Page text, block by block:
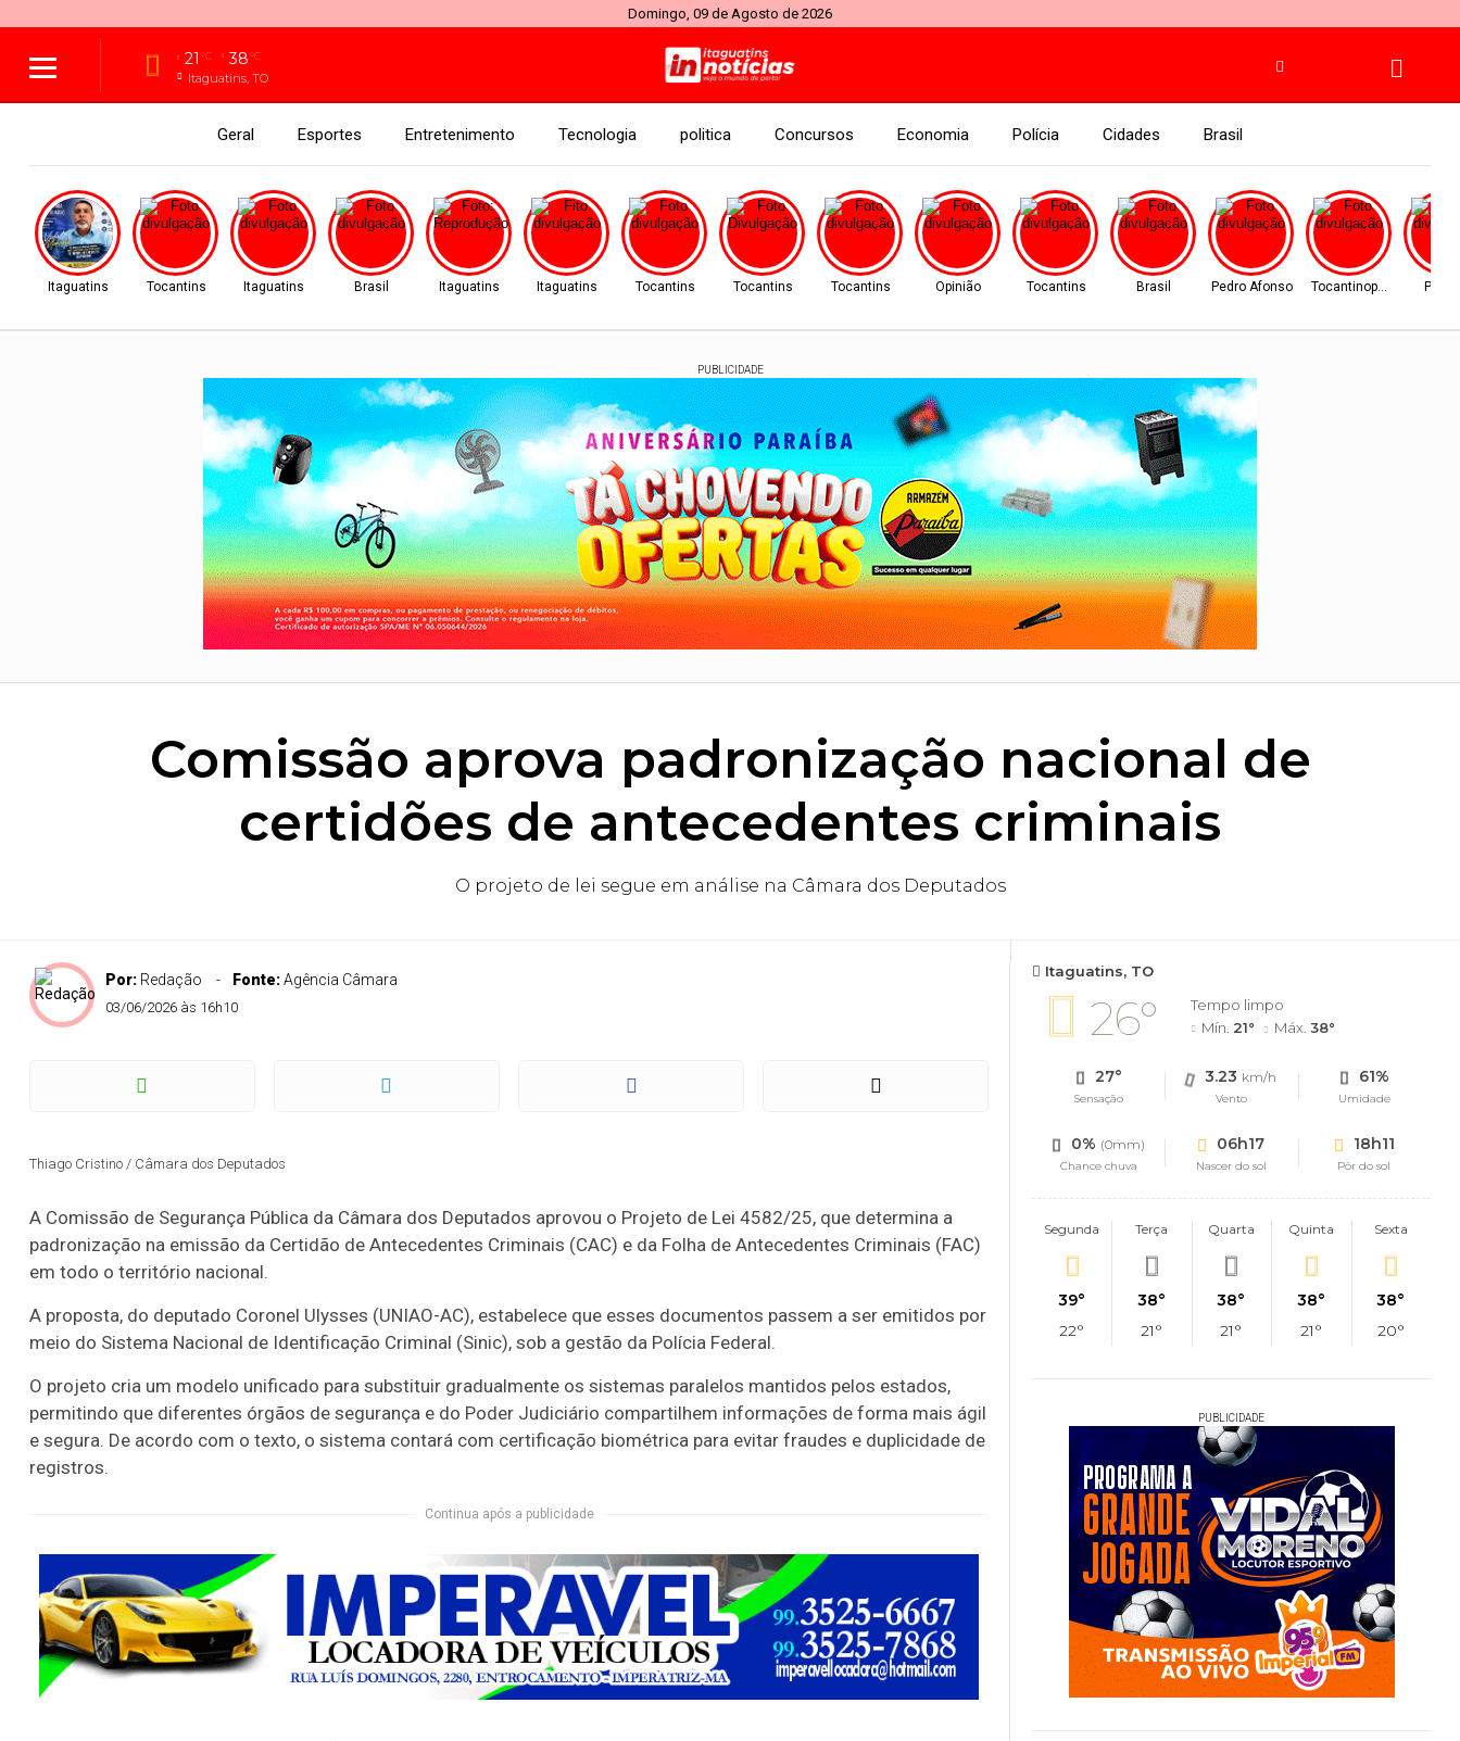
Domingo, 09 de Agosto de 2026
21 °C 38°C
Itaguatins, TO
Geral Esportes Entretenimento Tecnologia politica Concursos Economia Polícia Cidades Brasil
Itaguatins Tocantins Itaguatins Brasil Itaguatins Itaguatins Tocantins Tocantins Tocantins Opinião Tocantins Brasil Pedro Afonso Tocantinopolis
PUBLICIDADE
Comissão aprova padronização nacional de
certidões de antecedentes criminais
O projeto de lei segue em análise na Câmara dos Deputados
Por: Redação Fonte:Agência Câmara
03/06/2026 às 16h10
Thiago Cristino / Câmara dos Deputados
A Comissão de Segurança Pública da Câmara dos Deputados aprovou o Projeto de Lei 4582/25, que determina a
padronização na emissão da Certidão de Antecedentes Criminais (CAC) e da Folha de Antecedentes Criminais (FAC)
em todo o território nacional.
A proposta, do deputado Coronel Ulysses (UNIAO-AC), estabelece que esses documentos passem a ser emitidos por
meio do Sistema Nacional de Identificação Criminal (Sinic), sob a gestão da Polícia Federal.
O projeto cria um modelo unificado para substituir gradualmente os sistemas paralelos mantidos pelos estados,
permitindo que diferentes órgãos de segurança e do Poder Judiciário compartilhem informações de forma mais ágil
e segura. De acordo com o texto, o sistema contará com certificação biométrica para evitar fraudes e duplicidade de
registros.
Continua após a publicidade
Itaguatins, TO
26°
Tempo limpo
Mín. 21° Máx. 38°
27°
Sensação
3.23 km/h
Vento
61%
Umidade
0% (0mm)
Chance chuva
06h17
Nascer do sol
18h11
Pôr do sol
Segunda
39°
22°
Terça
38°
21°
Quarta
38°
21°
Quinta
38°
21°
Sexta
38°
20°
PUBLICIDADE